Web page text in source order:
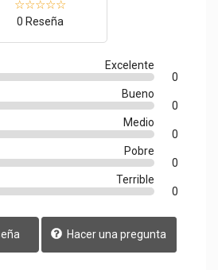
0 Reseña
Excelente
0
Bueno
0
Medio
0
Pobre
0
Terrible
0
Hacer una pregunta